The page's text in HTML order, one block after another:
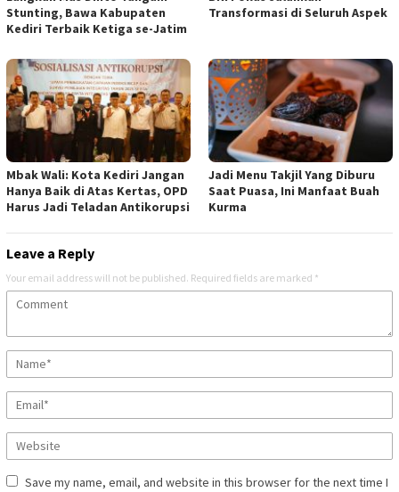
Stunting, Bawa Kabupaten
Kediri Terbaik Ketiga se-Jatim
Transformasi di Seluruh Aspek
Mbak Wali: Kota Kediri Jangan
Hanya Baik di Atas Kertas, OPD
Harus Jadi Teladan Antikorupsi
Jadi Menu Takjil Yang Diburu
Saat Puasa, Ini Manfaat Buah
Kurma
Leave a Reply
Your email address will not be published. Required fields are marked *
Save my name, email, and website in this browser for the next time I